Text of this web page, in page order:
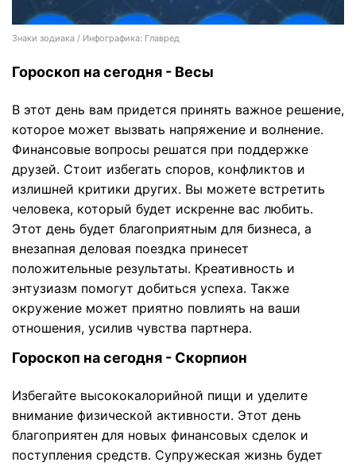
Знаки зодиака / Инфографика: Главред
Гороскоп на сегодня - Весы
В этот день вам придется принять важное решение,
которое может вызвать напряжение и волнение.
Финансовые вопросы решатся при поддержке
друзей. Стоит избегать споров, конфликтов и
излишней критики других. Вы можете встретить
человека, который будет искренне вас любить.
Этот день будет благоприятным для бизнеса, а
внезапная деловая поездка принесет
положительные результаты. Креативность и
энтузиазм помогут добиться успеха. Также
окружение может приятно повлиять на ваши
отношения, усилив чувства партнера.
Гороскоп на сегодня - Скорпион
Избегайте высококалорийной пищи и уделите
внимание физической активности. Этот день
благоприятен для новых финансовых сделок и
поступления средств. Супружеская жизнь будет